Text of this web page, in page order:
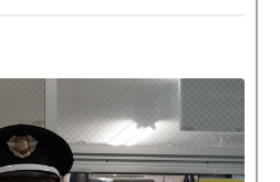
オングループ共済では結婚
職制度
やリゾート施設の割引制度
。腰を
ことができます。